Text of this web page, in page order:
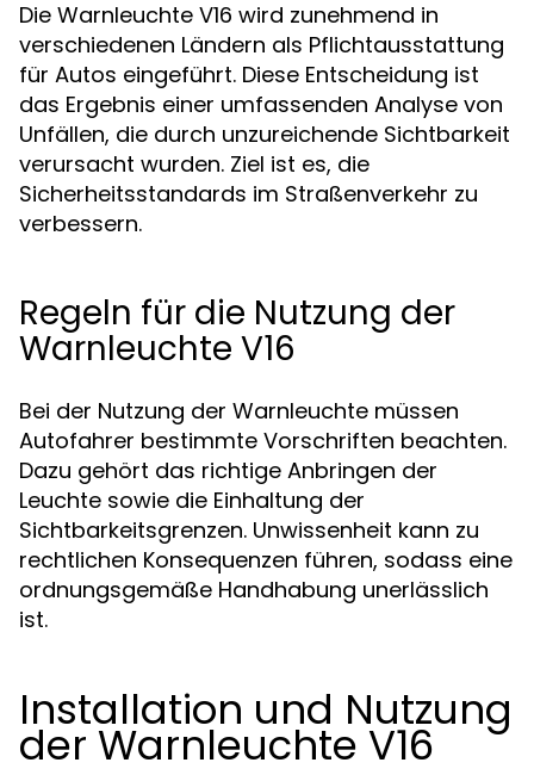
Die Warnleuchte V16 wird zunehmend in
verschiedenen Ländern als Pflichtausstattung
für Autos eingeführt. Diese Entscheidung ist
das Ergebnis einer umfassenden Analyse von
Unfällen, die durch unzureichende Sichtbarkeit
verursacht wurden. Ziel ist es, die
Sicherheitsstandards im Straßenverkehr zu
verbessern.
Regeln für die Nutzung der
Warnleuchte V16
Bei der Nutzung der Warnleuchte müssen
Autofahrer bestimmte Vorschriften beachten.
Dazu gehört das richtige Anbringen der
Leuchte sowie die Einhaltung der
Sichtbarkeitsgrenzen. Unwissenheit kann zu
rechtlichen Konsequenzen führen, sodass eine
ordnungsgemäße Handhabung unerlässlich
ist.
Installation und Nutzung
der Warnleuchte V16